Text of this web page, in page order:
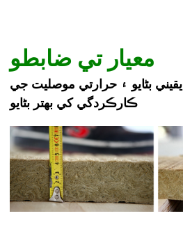
معيار تي ضابطو
بڻايو ۽ حرارتي موصليت جي
ڪارڪردگي کي بهتر بڻايو